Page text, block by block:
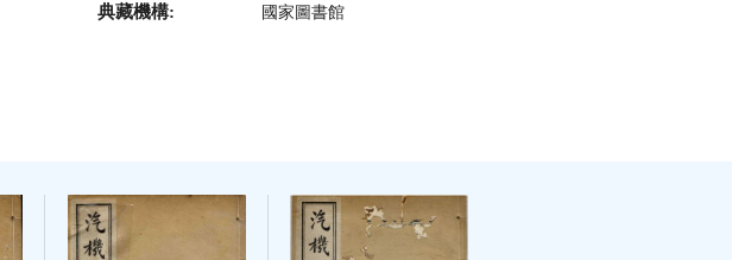
典藏機構: 國家圖書館